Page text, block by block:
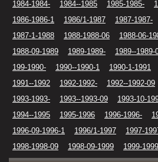
1984-1984-
1984--1985 1985-1985-
1986-1986-1
1986/1-1987 1987-1987-
1987-1-1988
1988-1988-06
1988-06-
1988-09-1989
1989-1989- 1989--1989-
199-1990-
1990--1990-1 1990-1-1991
1991--1992
1992-1992- 1992--1992-09
1993-1993-
1993--1993-09 1993-10-
1994--1995
1995-1996 1996-1996-
1996-09-1996-1
1996/1-1997 1997-
1998-1998-09
1998-09-1999 1999-